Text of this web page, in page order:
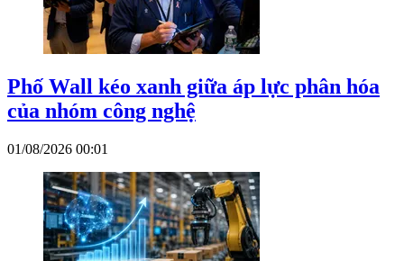
Phố Wall kéo xanh giữa áp lực phân hóa
của nhóm công nghệ
01/08/2026 00:01